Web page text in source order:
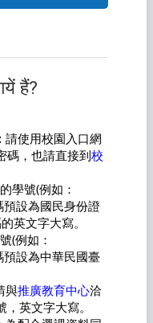
हैं?
請使用校園入口網
碼，也請直接到校
學號(例如：
設為國民身份證
英文字大寫。
(例如：
設為中華民國臺
與推廣教育中心洽
英文字大寫。